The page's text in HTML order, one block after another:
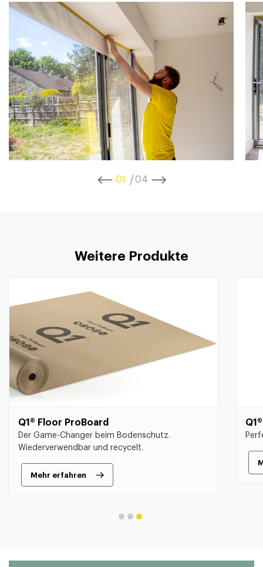
1 4
Weitere Produkte
Q1® Floor ProBoard
Der Game-Changer beim Bodenschutz.
Wiederverwendbar und recycelt.
Mehr erfahren